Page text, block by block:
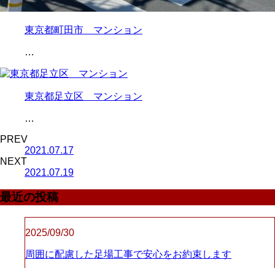
東京都町田市 マンション
…
東京都足立区 マンション
…
PREV
2021.07.17
NEXT
2021.07.19
最近の投稿
2025/09/30
周囲に配慮した足場工事で安心をお約束します